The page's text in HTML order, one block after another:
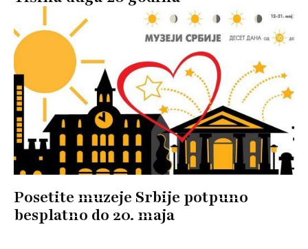
Posetite muzeje Srbije potpuno
besplatno do 20. maja